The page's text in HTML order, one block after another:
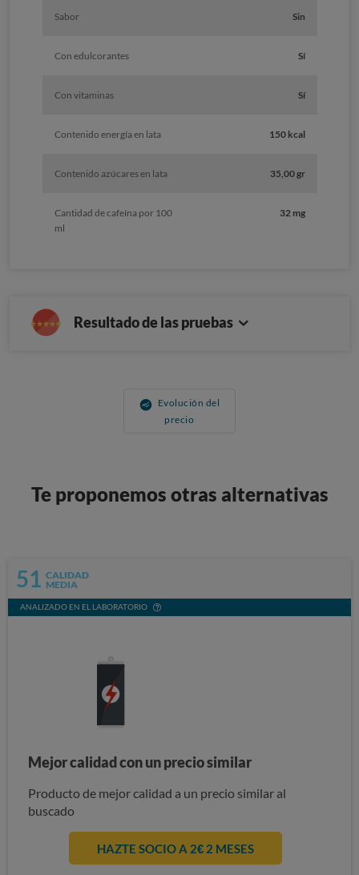
Sabor Sin
Con edulcorantes Sí
Con vitaminas Sí
Contenido energía en lata 150 kcal
Contenido azúcares en lata 35,00 gr
Cantidad de cafeína por 100
ml
32 mg
Resultado de las pruebas
Evolución del
precio
Te proponemos otras alternativas
51 CALIDAD
MEDIA
ANALIZADO EN EL LABORATORIO
Mejor calidad con un precio similar
Producto de mejor calidad a un precio similar al
buscado
HAZTE SOCIO A 2€ 2 MESES